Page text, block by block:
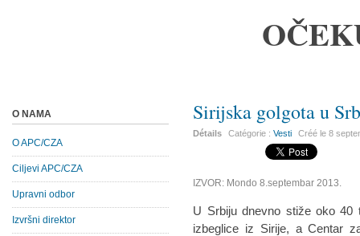
Sirijska golgota u
Détails Catégorie :Vesti Créé le8
IZVOR: Mondo 8.septembar 2013.
U Srbiju dnevno stiže oko 40
izbeglice iz Sirije, a Centar
O NAMA
O APC/CZA
Ciljevi APC/CZA
Upravni odbor
Izvršni direktor